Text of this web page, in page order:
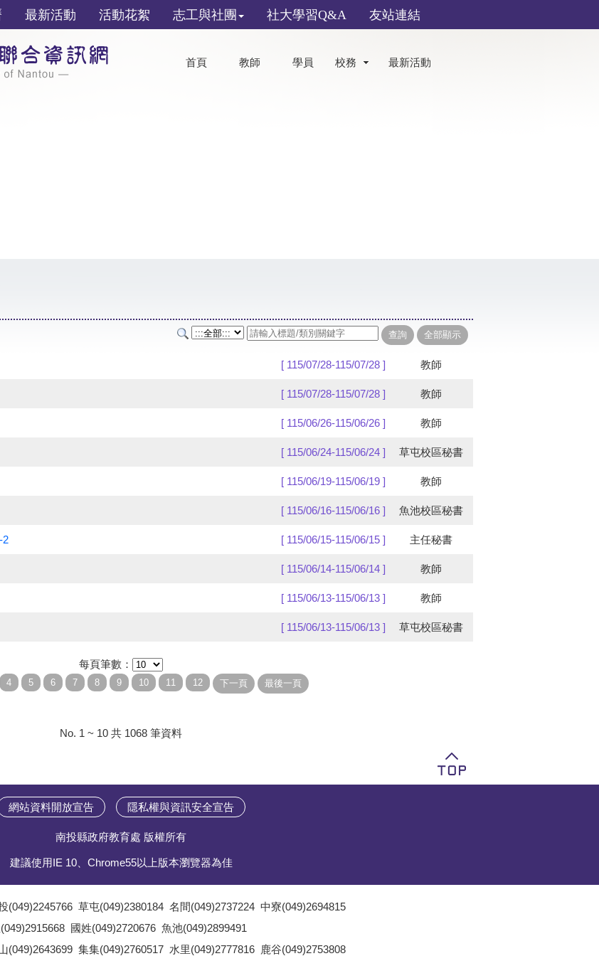
最新活動 活動花絮 志工與社團 社大學習Q&A 友站連結
首頁 教師 學員 校務 最新活動
[ 115/07/28-115/07/28 ] 教師
[ 115/07/28-115/07/28 ] 教師
[ 115/06/26-115/06/26 ] 教師
[ 115/06/24-115/06/24 ] 草屯校區秘書
[ 115/06/19-115/06/19 ] 教師
[ 115/06/16-115/06/16 ] 魚池校區秘書
2 [ 115/06/15-115/06/15 ] 主任秘書
[ 115/06/14-115/06/14 ] 教師
[ 115/06/13-115/06/13 ] 教師
[ 115/06/13-115/06/13 ] 草屯校區秘書
每頁筆數：
No. 1 ~ 10 共 1068 筆資料
網站資料開放宣告 隱私權與資訊安全宣告
南投縣政府教育處 版權所有
建議使用IE 10、Chrome55以上版本瀏覽器為佳
(049)2245766 草屯(049)2380184 名間(049)2737224 中寮(049)2694815
國姓(049)2720676 魚池(049)2899491
(049)2643699 集集(049)2760517 水里(049)2777816 鹿谷(049)2753808